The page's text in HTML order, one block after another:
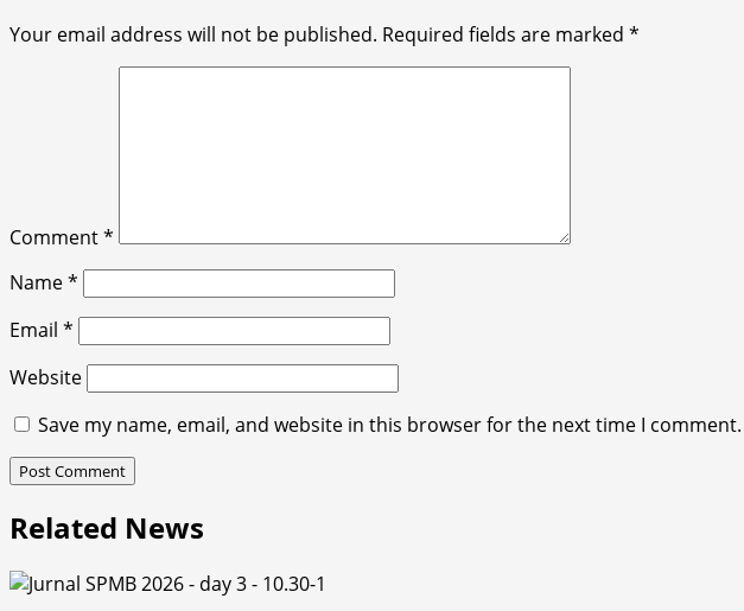
Your email address will not be published. Required fields are marked *
Comment*
Name*
Email *
Website
Save my name, email, and website in this browser for the next time I comment.
Related News